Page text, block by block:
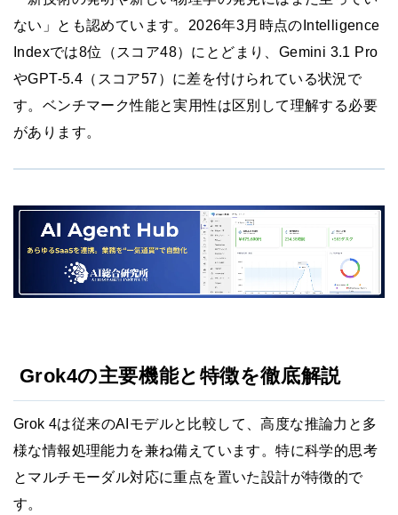
ない」とも認めています。2026年3月時点のIntelligence
Indexでは8位（スコア48）にとどまり、Gemini 3.1 Pro
やGPT-5.4（スコア57）に差を付けられている状況で
す。ベンチマーク性能と実用性は区別して理解する必要
があります。
Grok4の主要機能と特徴を徹底解説
Grok 4は従来のAIモデルと比較して、高度な推論力と多
様な情報処理能力を兼ね備えています。特に科学的思考
とマルチモーダル対応に重点を置いた設計が特徴的で
す。